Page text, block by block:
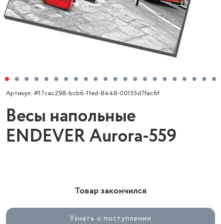
Артикул: #17cac298-bcb6-11ed-8448-00155d7fac6f
Весы напольные
ENDEVER Aurora-559
Товар закончился
Узнать о поступлении